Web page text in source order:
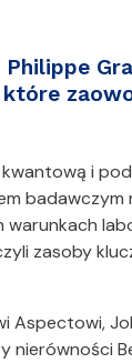
które
i
warunkach
zasoby
Aspectowi,